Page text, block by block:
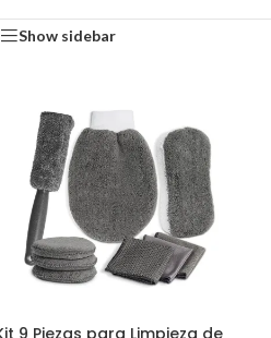
Show sidebar
9 Piezas para Limpieza de